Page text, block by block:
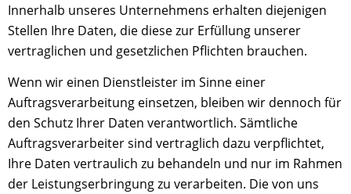
Innerhalb unseres Unternehmens erhalten diejenigen
Stellen Ihre Daten, die diese zur Erfüllung unserer
vertraglichen und gesetzlichen Pflichten brauchen.
Wenn wir einen Dienstleister im Sinne einer
Auftragsverarbeitung einsetzen, bleiben wir dennoch für
den Schutz Ihrer Daten verantwortlich. Sämtliche
Auftragsverarbeiter sind vertraglich dazu verpflichtet,
Ihre Daten vertraulich zu behandeln und nur im Rahmen
der Leistungserbringung zu verarbeiten. Die von uns